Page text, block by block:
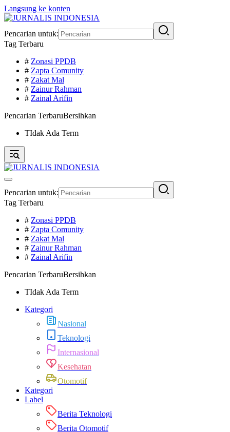
Langsung ke konten
Pencarian untuk:
Tag Terbaru
# Zonasi PPDB
# Zapta Comunity
# Zakat Mal
# Zainur Rahman
# Zainal Arifin
Pencarian TerbaruBersihkan
TIdak Ada Term
Pencarian untuk:
Tag Terbaru
# Zonasi PPDB
# Zapta Comunity
# Zakat Mal
# Zainur Rahman
# Zainal Arifin
Pencarian TerbaruBersihkan
TIdak Ada Term
Kategori
Nasional
Teknologi
Internasional
Kesehatan
Otomotif
Kategori
Label
Berita Teknologi
Berita Otomotif